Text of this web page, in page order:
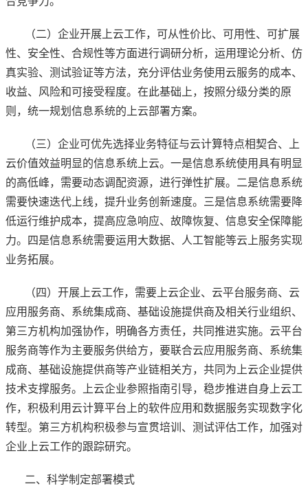
（二）企业开展上云工作，可从性价比、可用性、可扩展
性、安全性、合规性等方面进行调研分析，运用理论分析、仿
真实验、测试验证等方法，充分评估业务使用云服务的成本、
收益、风险和可接受程度。在此基础上，按照分级分类的原
则，统一规划信息系统的上云部署方案。
（三）企业可优先选择业务特征与云计算特点相契合、上
云价值效益明显的信息系统上云。一是信息系统使用具有明显
的高低峰，需要动态调配资源，进行弹性扩展。二是信息系统
需要快速迭代上线，提升业务创新速度。三是信息系统需要降
低运行维护成本，提高应急响应、故障恢复、信息安全保障能
力。四是信息系统需要运用大数据、人工智能等云上服务实现
业务拓展。
（四）开展上云工作，需要上云企业、云平台服务商、云
应用服务商、系统集成商、基础设施提供商及相关行业组织、
第三方机构加强协作，明确各方责任，共同推进实施。云平台
服务商等作为主要服务供给方，要联合云应用服务商、系统集
成商、基础设施提供商等产业链相关方，共同为上云企业提供
技术支撑服务。上云企业参照指南引导，稳步推进自身上云工
作，积极利用云计算平台上的软件应用和数据服务实现数字化
转型。第三方机构积极参与宣贯培训、测试评估工作，加强对
企业上云工作的跟踪研究。
二、科学制定部署模式